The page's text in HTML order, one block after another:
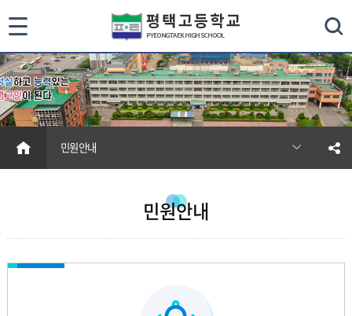
검색
통
합
검
닫
기
HOME 민원안내
민원안내